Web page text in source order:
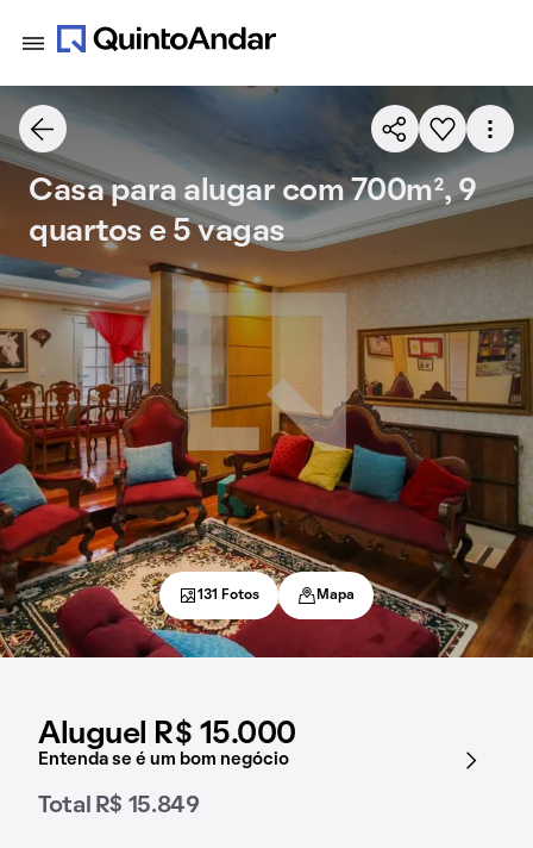
Aluguel R$ 15.000
Entenda se é um bom negócio
Total R$ 15.849
Casa para alugar com 700m², 9
quartos e 5 vagas
131 Fotos Mapa